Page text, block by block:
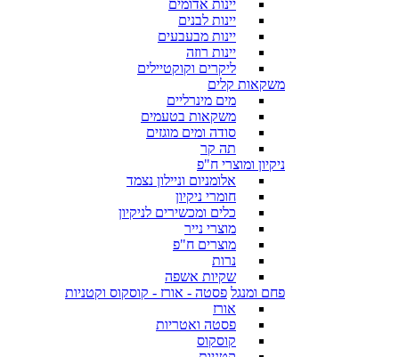
יינות אדומים
יינות לבנים
יינות מבעבעים
יינות רוזה
ליקרים וקוקטיילים
משקאות קלים
מים מינרליים
משקאות בטעמים
סודה ומים מוגזים
תה קר
ניקיון ומוצרי ח"פ
אלומניום וניילון נצמד
חומרי ניקיון
כלים ומכשירים לניקיון
מוצרי נייר
מוצרים ח"פ
נרות
שקיות אשפה
פחם ומנגל פסטה - אורז - קוסקוס וקטניות
אורז
פסטה ואטריות
קוסקוס